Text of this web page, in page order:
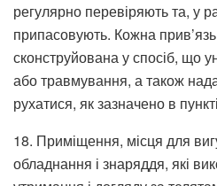
регулярно перевіряють та, у
припасовують. Кожна
сконструйована у спосіб, що
або травмування, а також
рухатися, як зазначено в
18. Приміщення, місця для
обладнання і знаряддя, які